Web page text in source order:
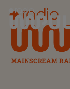
Radio Impuls